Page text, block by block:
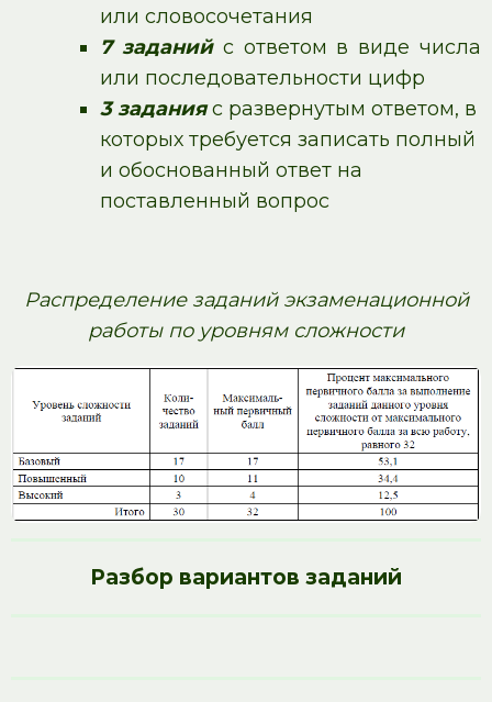
или словосочетания
7 заданийс ответом в виде числа
или последовательности цифр
3 заданияс развернутым ответом, в
которых требуется записать полный
и обоснованный ответ на
поставленный вопрос
Распределение заданий экзаменационной
работы по уровням сложности
Разбор вариантов заданий